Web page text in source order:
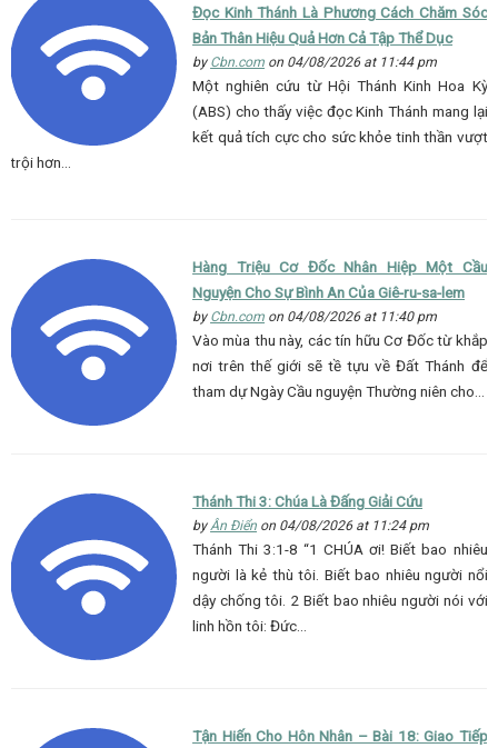
Đọc Kinh Thánh Là Phương Cách Chăm Sóc
Bản Thân Hiệu Quả Hơn Cả Tập Thể Dục
by Cbn.com on 04/08/2026 at 11:44 pm
Một nghiên cứu từ Hội Thánh Kinh Hoa Kỳ
(ABS) cho thấy việc đọc Kinh Thánh mang lại
kết quả tích cực cho sức khỏe tinh thần vượt
trội hơn…
Hàng Triệu Cơ Đốc Nhân Hiệp Một Cầu
Nguyện Cho Sự Bình An Của Giê-ru-sa-lem
by Cbn.com on 04/08/2026 at 11:40 pm
Vào mùa thu này, các tín hữu Cơ Đốc từ khắp
nơi trên thế giới sẽ tề tựu về Đất Thánh để
tham dự Ngày Cầu nguyện Thường niên cho…
Thánh Thi 3: Chúa Là Đấng Giải Cứu
byÂn Điển on 04/08/2026 at 11:24 pm
Thánh Thi 3:1-8 “1 CHÚA ơi! Biết bao nhiêu
người là kẻ thù tôi. Biết bao nhiêu người nổi
dậy chống tôi. 2 Biết bao nhiêu người nói với
linh hồn tôi: Đức…
Tận Hiến Cho Hôn Nhân – Bài 18: Giao Tiếp